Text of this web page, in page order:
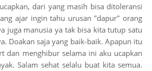
dari yang masih bisa ditoleransi
ajar ingin tahu urusan "dapur" orang
juga manusia ya tak bisa kita tutup satu
Doakan saja yang baik-baik. Apapun itu
dan menghibur selama ini aku ucapkan
Salam sehat selalu buat kita semua.